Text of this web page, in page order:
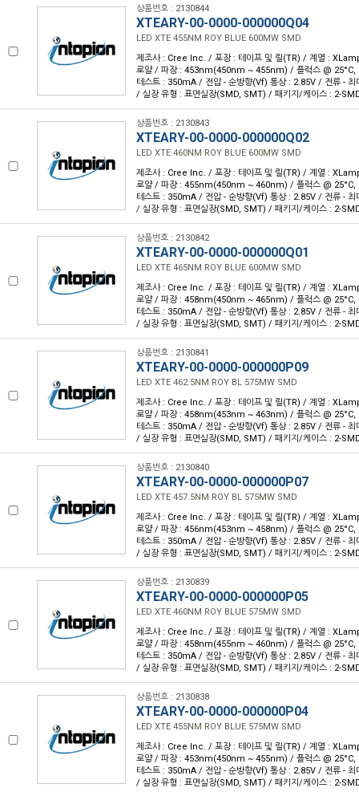
상품번호 : 2130844
XTEARY-00-0000-000000Q04
LED XTE 455NM ROY BLUE 600MW SMD
제조사 : Cree Inc. / 포장 : 테이프 및 릴(TR) / 계열 :
로얄 / 파장 : 453nm(450nm ~ 455nm) / 플럭스 @ 25°C,
테스트 : 350mA / 전압 - 순방향(Vf) 통상 : 2.85V / 전류 -
/ 실장 유형 : 표면실장(SMD, SMT) / 패키지/케이스 : 2-
상품번호 : 2130843
XTEARY-00-0000-000000Q02
LED XTE 460NM ROY BLUE 600MW SMD
제조사 : Cree Inc. / 포장 : 테이프 및 릴(TR) / 계열 :
로얄 / 파장 : 455nm(450nm ~ 460nm) / 플럭스 @ 25°C,
테스트 : 350mA / 전압 - 순방향(Vf) 통상 : 2.85V / 전류 -
/ 실장 유형 : 표면실장(SMD, SMT) / 패키지/케이스 : 2-
상품번호 : 2130842
XTEARY-00-0000-000000Q01
LED XTE 465NM ROY BLUE 600MW SMD
제조사 : Cree Inc. / 포장 : 테이프 및 릴(TR) / 계열 :
로얄 / 파장 : 458nm(450nm ~ 465nm) / 플럭스 @ 25°C,
테스트 : 350mA / 전압 - 순방향(Vf) 통상 : 2.85V / 전류 -
/ 실장 유형 : 표면실장(SMD, SMT) / 패키지/케이스 : 2-
상품번호 : 2130841
XTEARY-00-0000-000000P09
LED XTE 462.5NM ROY BL 575MW SMD
제조사 : Cree Inc. / 포장 : 테이프 및 릴(TR) / 계열 :
로얄 / 파장 : 458nm(453nm ~ 463nm) / 플럭스 @ 25°C,
테스트 : 350mA / 전압 - 순방향(Vf) 통상 : 2.85V / 전류 -
/ 실장 유형 : 표면실장(SMD, SMT) / 패키지/케이스 : 2-
상품번호 : 2130840
XTEARY-00-0000-000000P07
LED XTE 457.5NM ROY BL 575MW SMD
제조사 : Cree Inc. / 포장 : 테이프 및 릴(TR) / 계열 :
로얄 / 파장 : 456nm(453nm ~ 458nm) / 플럭스 @ 25°C,
테스트 : 350mA / 전압 - 순방향(Vf) 통상 : 2.85V / 전류 -
/ 실장 유형 : 표면실장(SMD, SMT) / 패키지/케이스 : 2-
상품번호 : 2130839
XTEARY-00-0000-000000P05
LED XTE 460NM ROY BLUE 575MW SMD
제조사 : Cree Inc. / 포장 : 테이프 및 릴(TR) / 계열 :
로얄 / 파장 : 458nm(455nm ~ 460nm) / 플럭스 @ 25°C,
테스트 : 350mA / 전압 - 순방향(Vf) 통상 : 2.85V / 전류 -
/ 실장 유형 : 표면실장(SMD, SMT) / 패키지/케이스 : 2-
상품번호 : 2130838
XTEARY-00-0000-000000P04
LED XTE 455NM ROY BLUE 575MW SMD
제조사 : Cree Inc. / 포장 : 테이프 및 릴(TR) / 계열 :
로얄 / 파장 : 453nm(450nm ~ 455nm) / 플럭스 @ 25°C,
테스트 : 350mA / 전압 - 순방향(Vf) 통상 : 2.85V / 전류 -
/ 실장 유형 : 표면실장(SMD, SMT) / 패키지/케이스 : 2-